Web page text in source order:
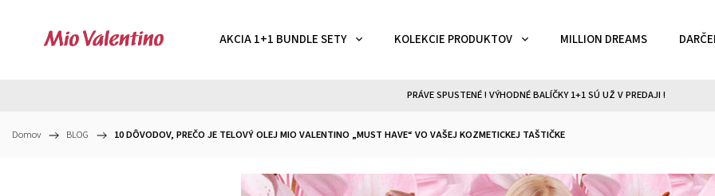
AKCIA 1+1 BUNDLE SETY KOLEKCIE PRODUKTOV MILLION DREAMS
PRÁVE SPUSTENÉ ! VÝHODNÉ BALÍČKY 1+1 SÚ UŽ V PREDAJI !
Domov / BLOG / 10 DÔVODOV, PREČO JE TELOVÝ OLEJ MIO VALENTINO „MUST HAVE“ VO VAŠEJ KOZMETICKEJ TAŠTIČKE